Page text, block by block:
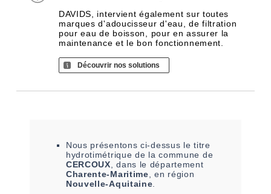
DAVIDS, intervient également sur toutes
marques d'adoucisseur d'eau, de filtration
pour eau de boisson, pour en assurer la
maintenance et le bon fonctionnement.
Découvrir nos solutions
Nous présentons ci-dessus le titre
hydrotimétrique de la commune de
CERCOUX , dans le département
Charente-Maritime , en région
Nouvelle-Aquitaine